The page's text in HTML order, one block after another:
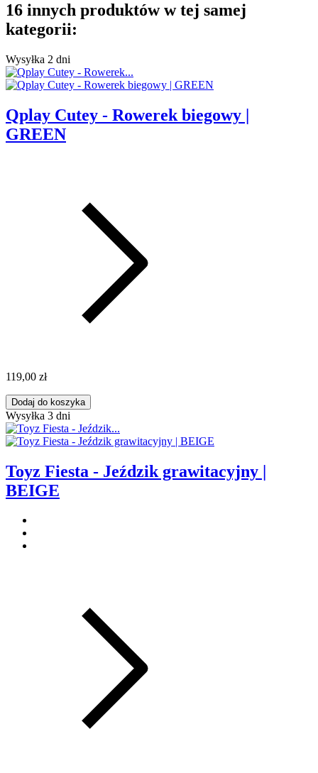
16 innych produktów w tej samej
kategorii:
Wysyłka 2 dni
Qplay Cutey - Rowerek biegowy |
GREEN
119,00 zł
Dodaj do koszyka
Wysyłka 3 dni
Toyz Fiesta - Jeździk grawitacyjny |
BEIGE